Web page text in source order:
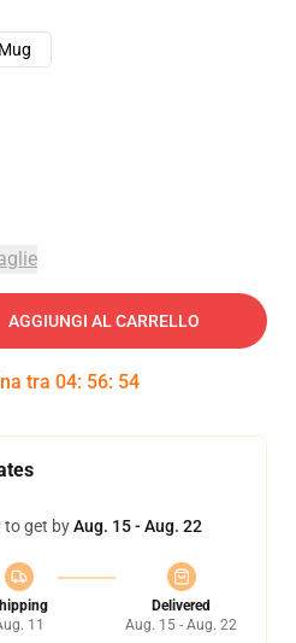
AGGIUNGI AL CARRELLO
tra 04: 56: 53
to get byAug. 15 - Aug. 22
11
Delivered
Aug. 15 - Aug. 22